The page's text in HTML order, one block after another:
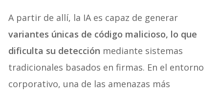
A partir de allí, la IA es capaz de generar
variantes únicas de código malicioso, lo que
dificulta su detección mediante sistemas
tradicionales basados en firmas. En el entorno
corporativo, una de las amenazas más